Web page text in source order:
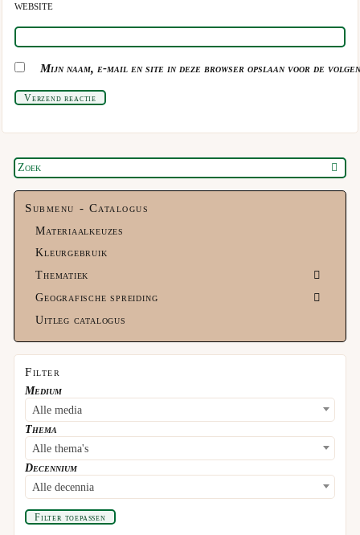
WEBSITE
Mijn naam, e-mail en site in deze browser opslaan voor de
Verzend reactie
Submenu - Catalogus
Materiaalkeuzes
Kleurgebruik
Thematiek
Geografische spreiding
Uitleg catalogus
Filter
Medium
Alle media
Thema
Alle thema's
Decennium
Alle decennia
Filter toepassen